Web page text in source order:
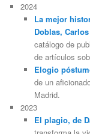
2024
La mejor
Doblas,
catálogo de
de artículos
Elogio
de un
Madrid.
2023
El plagio, de